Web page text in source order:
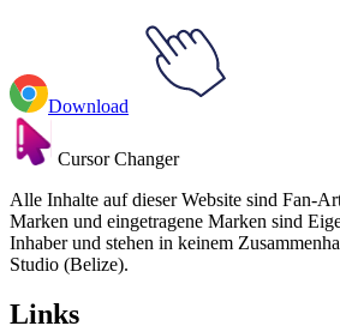
Download
Cursor Changer
Alle Inhalte auf dieser Website sind Fan-
Marken und eingetragene Marken sind
Inhaber und stehen in keinem
Studio (Belize).
Links